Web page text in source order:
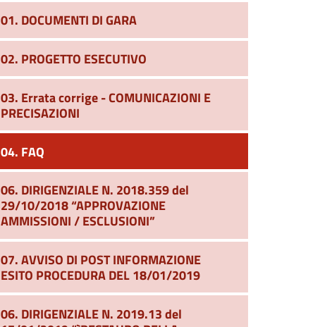
01. DOCUMENTI DI GARA
02. PROGETTO ESECUTIVO
03. Errata corrige - COMUNICAZIONI E
PRECISAZIONI
04. FAQ
06. DIRIGENZIALE N. 2018.359 del
29/10/2018 “APPROVAZIONE
AMMISSIONI / ESCLUSIONI”
07. AVVISO DI POST INFORMAZIONE
ESITO PROCEDURA DEL 18/01/2019
06. DIRIGENZIALE N. 2019.13 del